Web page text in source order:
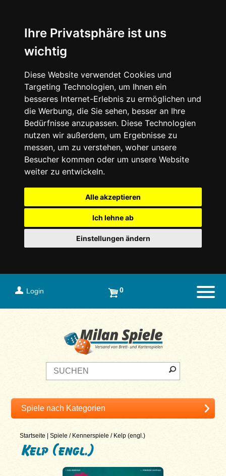
Ihre Privatsphäre ist uns
wichtig
Diese Website verwendet Cookies und
Targeting Technologien, um Ihnen ein
besseres Internet-Erlebnis zu ermöglichen und
die Werbung, die Sie sehen, besser an Ihre
Bedürfnisse anzupassen. Diese Technologien
nutzen wir außerdem, um Ergebnisse zu
messen, um zu verstehen, woher unsere
Besucher kommen oder um unsere Website
weiter zu entwickeln.
Alle akzeptieren
Ich lehne ab
Einstellungen ändern
Login 0
Startseite |Spiele / Kennerspiele / Kelp (engl.)
Kelp (engl.)